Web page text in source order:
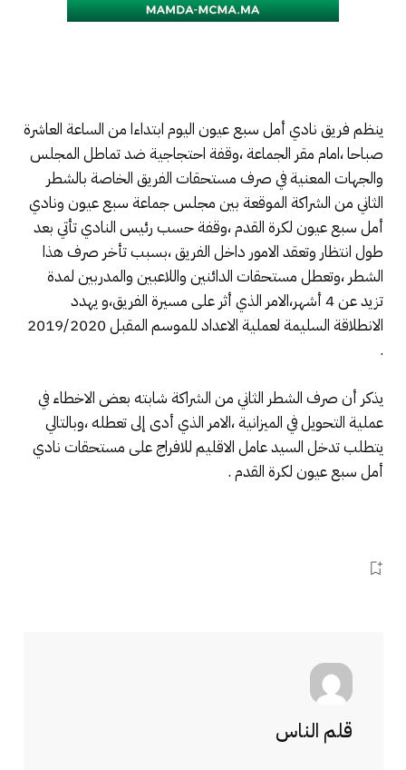
ينظم فريق نادي أمل سبع عيون اليوم ابتداءا من الساعة العاشرة
صباحا ،امام مقر الجماعة ،وقفة احتجاجية ضد تماطل المجلس
والجهات المعنية في صرف مستحقات الفريق الخاصة بالشطر
الثاني من الشراكة الموقعة بين مجلس جماعة سبع عيون ونادي
أمل سبع عيون لكرة القدم ،وقفة حسب رئيس النادي تأتي بعد
طول انتظار وتعقد الامور داخل الفريق ،بسبب تأخر صرف هذا
الشطر ،وتعطل مستحقات الدائنين واللاعبين والمدربين لمدة
تزيد عن 4 أشهر،الامر الذي أثر على مسيرة الفريق،و يهدد
الانطلاقة السليمة لعملية الاعداد للموسم المقبل 2019/2020
.
يذكر أن صرف الشطر الثاني من الشراكة شابته بعض الاخطاء في
عملية التحويل في الميزانية ،الامر الذي أدى إلى تعطله ،وبالتالي
يتطلب تدخل السيد عامل الاقليم للافراج على مستحقات نادي
أمل سبع عيون لكرة القدم .
قلم الناس